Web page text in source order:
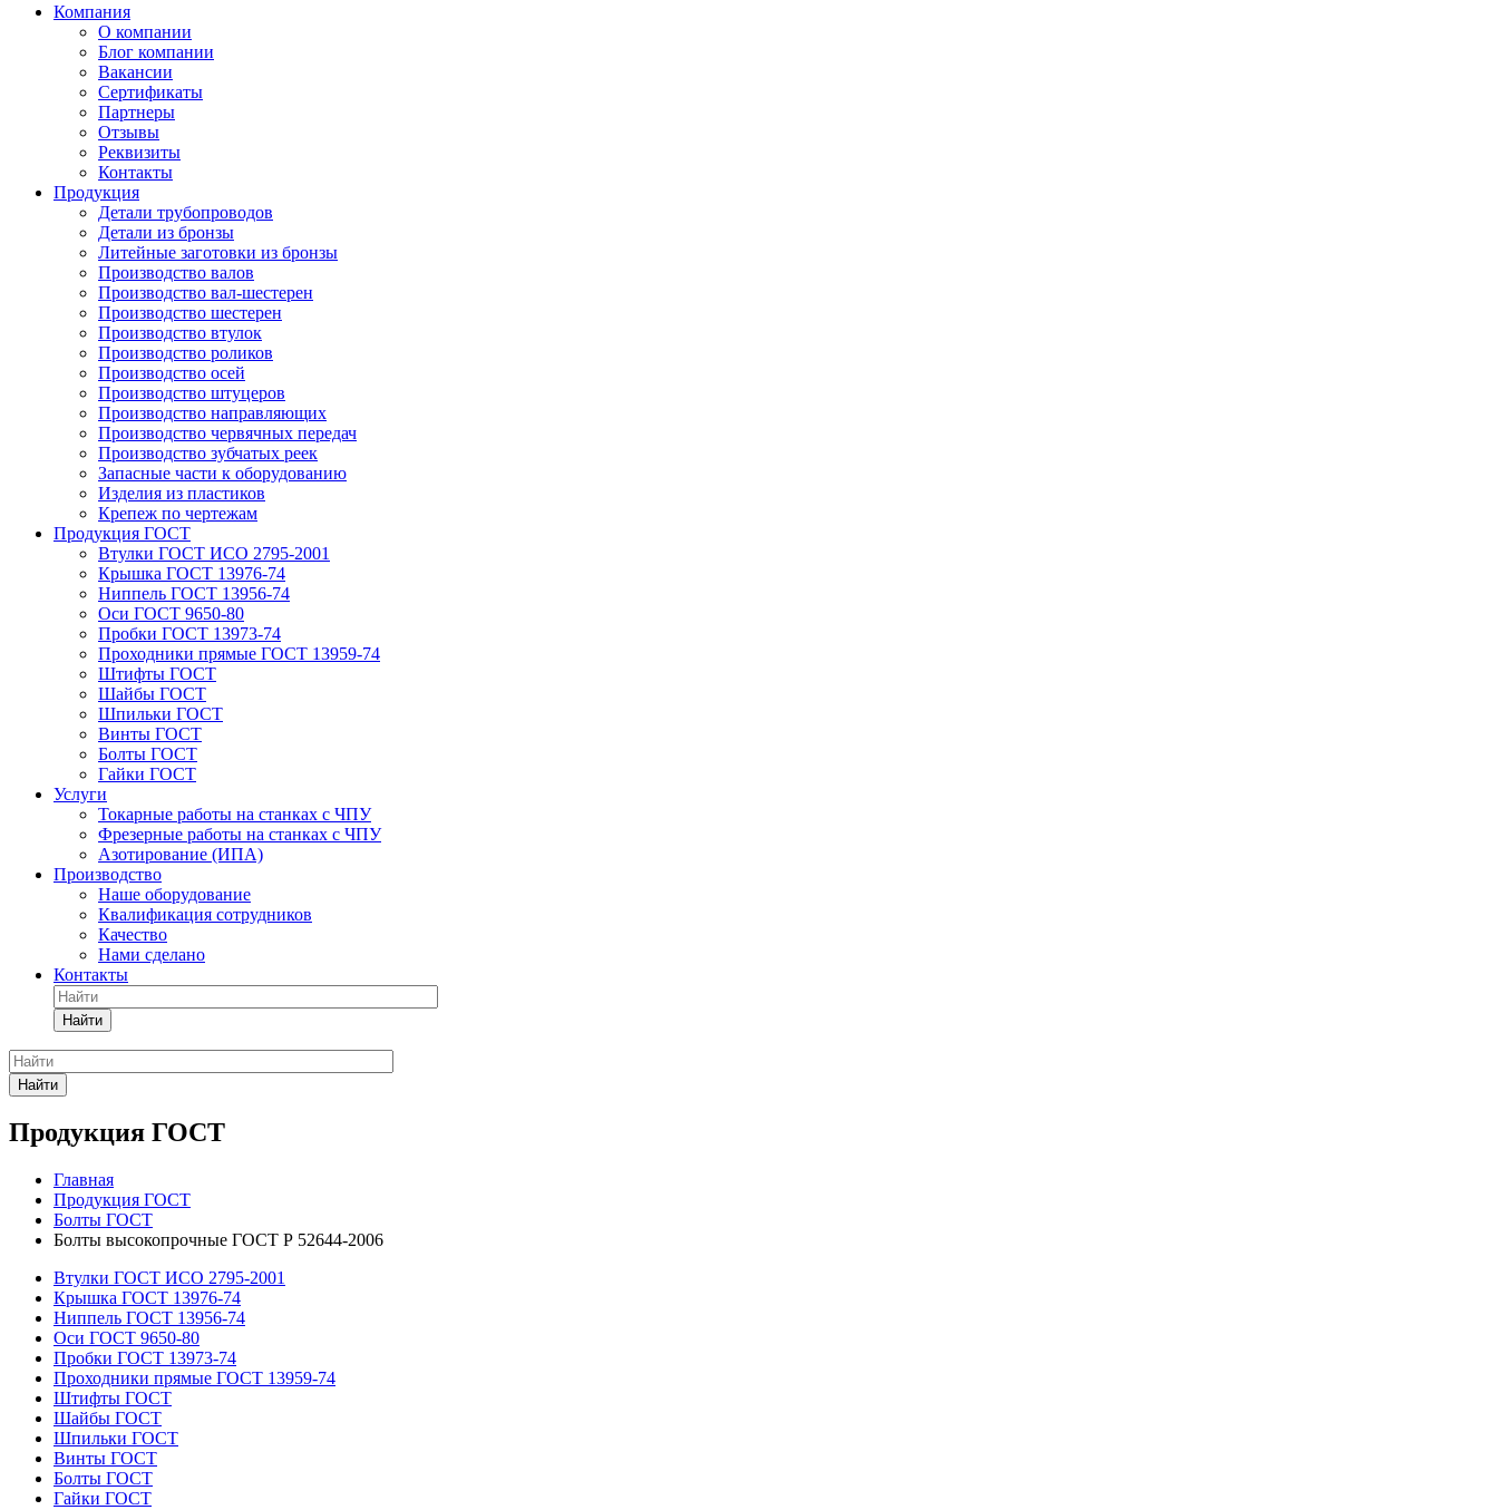
Компания
О компании
Блог компании
Вакансии
Сертификаты
Партнеры
Отзывы
Реквизиты
Контакты
Продукция
Детали трубопроводов
Детали из бронзы
Литейные заготовки из бронзы
Производство валов
Производство вал-шестерен
Производство шестерен
Производство втулок
Производство роликов
Производство осей
Производство штуцеров
Производство направляющих
Производство червячных передач
Производство зубчатых реек
Запасные части к оборудованию
Изделия из пластиков
Крепеж по чертежам
Продукция ГОСТ
Втулки ГОСТ ИСО 2795-2001
Крышка ГОСТ 13976-74
Ниппель ГОСТ 13956-74
Оси ГОСТ 9650-80
Пробки ГОСТ 13973-74
Проходники прямые ГОСТ 13959-74
Штифты ГОСТ
Шайбы ГОСТ
Шпильки ГОСТ
Винты ГОСТ
Болты ГОСТ
Гайки ГОСТ
Услуги
Токарные работы на станках с ЧПУ
Фрезерные работы на станках с ЧПУ
Азотирование (ИПА)
Производство
Наше оборудование
Квалификация сотрудников
Качество
Нами сделано
Контакты
Найти
Найти
Продукция ГОСТ
Главная
Продукция ГОСТ
Болты ГОСТ
Болты высокопрочные ГОСТ Р 52644-2006
Втулки ГОСТ ИСО 2795-2001
Крышка ГОСТ 13976-74
Ниппель ГОСТ 13956-74
Оси ГОСТ 9650-80
Пробки ГОСТ 13973-74
Проходники прямые ГОСТ 13959-74
Штифты ГОСТ
Шайбы ГОСТ
Шпильки ГОСТ
Винты ГОСТ
Болты ГОСТ
Гайки ГОСТ